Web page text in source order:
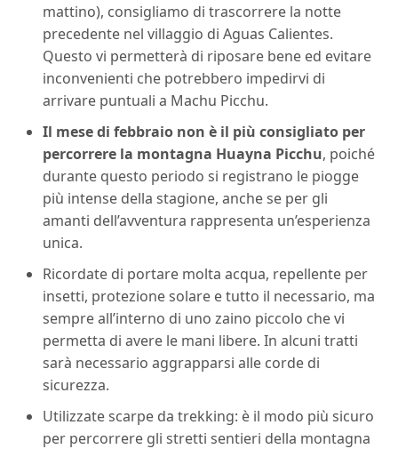
mattino), consigliamo di trascorrere la notte
precedente nel villaggio di Aguas Calientes.
Questo vi permetterà di riposare bene ed evitare
inconvenienti che potrebbero impedirvi di
arrivare puntuali a Machu Picchu.
Il mese di febbraio non è il più consigliato per
percorrere la montagna Huayna Picchu, poiché
durante questo periodo si registrano le piogge
più intense della stagione, anche se per gli
amanti dell’avventura rappresenta un’esperienza
unica.
Ricordate di portare molta acqua, repellente per
insetti, protezione solare e tutto il necessario, ma
sempre all’interno di uno zaino piccolo che vi
permetta di avere le mani libere. In alcuni tratti
sarà necessario aggrapparsi alle corde di
sicurezza.
Utilizzate scarpe da trekking: è il modo più sicuro
per percorrere gli stretti sentieri della montagna